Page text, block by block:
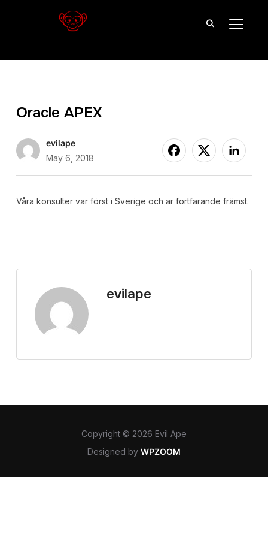
Oracle APEX
evilape
May 6, 2018
Våra konsulter var först i Sverige och är fortfarande främst.
evilape
Copyright © 2026 Evil Ape
Designed by WPZOOM